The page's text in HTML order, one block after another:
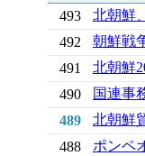
493
北朝鮮
492
朝鮮戦
491
北朝鮮
490
国連事
489
北朝鮮
488
ポンペ